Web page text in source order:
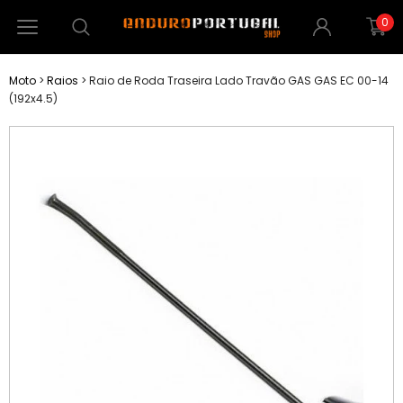
0
Moto > Raios > Raio de Roda Traseira Lado Travão GAS GAS EC 00-14
(192x4.5)